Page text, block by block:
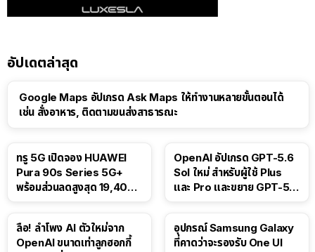
อัปเดตล่าสุด
Google Maps อัปเกรด Ask Maps ให้ทำงานหลายขั้นตอนได้
เช่น สั่งอาหาร, ติดตามขนส่งสาธารณะ
ทรู 5G เปิดจอง HUAWEI
Pura 90s Series 5G+
พร้อมส่วนลดสูงสุด 19,400
OpenAI อัปเกรด GPT-5.6
Sol ใหม่ สำหรับผู้ใช้ Plus
และ Pro และขยาย GPT-5.6
ลือ! ลำโพง AI ตัวใหม่จาก
OpenAI ขนาดเท่าลูกฮอกกี้
อุปกรณ์ Samsung Galaxy
ที่คาดว่าจะรองรับ One UI